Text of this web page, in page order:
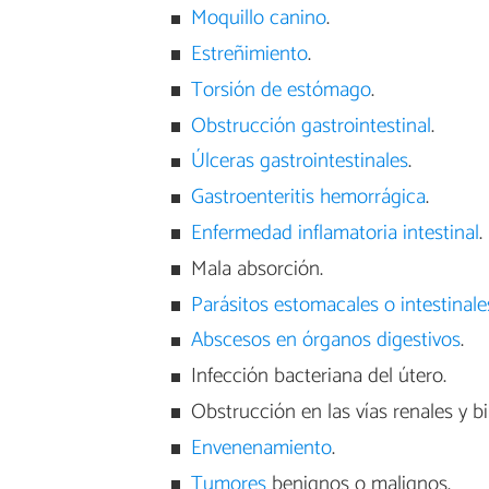
Moquillo canino.
Estreñimiento.
Torsión de estómago.
Obstrucción gastrointestinal.
Úlceras gastrointestinales.
Gastroenteritis hemorrágica.
Enfermedad inflamatoria intestinal.
Mala absorción.
Parásitos estomacales o
Abscesos en órganos digestivos.
Infección bacteriana del útero.
Obstrucción en las vías renales y
Envenenamiento.